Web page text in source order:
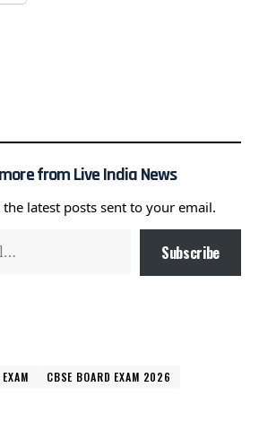
from Live India News
latest posts sent to your email.
Subscribe
CBSE BOARD EXAM 2026